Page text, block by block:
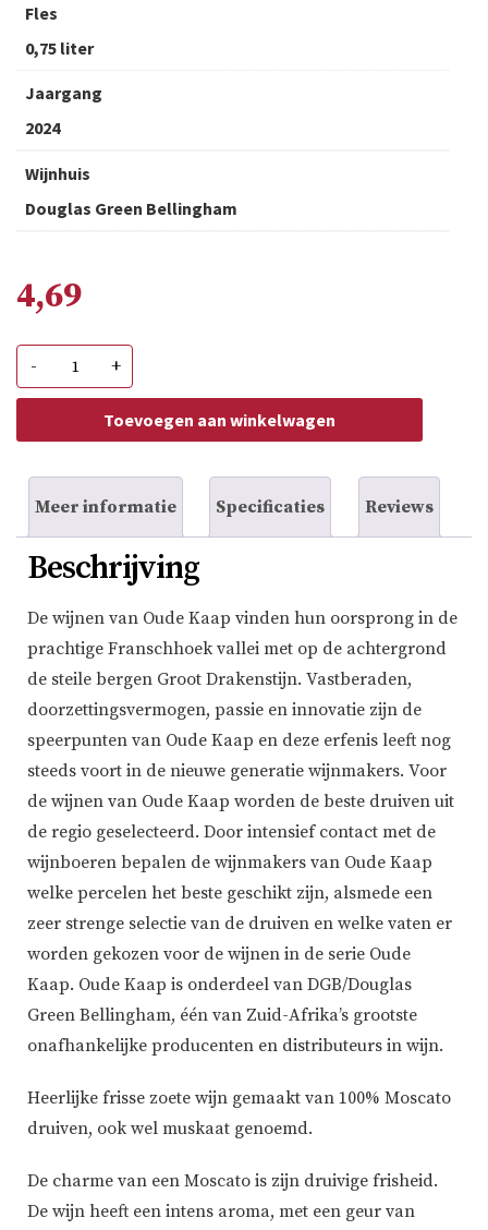
Fles
0,75 liter
Jaargang
2024
Wijnhuis
Douglas Green Bellingham
4,69
-
Kaap
Moscato
+
Toevoegen aan winkelwagen
Meer informatie Specificaties Reviews
Beschrijving
De wijnen van Oude Kaap vinden hun oorsprong in de
prachtige Franschhoek vallei met op de achtergrond
de steile bergen Groot Drakenstijn. Vastberaden,
doorzettingsvermogen, passie en innovatie zijn de
speerpunten van Oude Kaap en deze erfenis leeft nog
steeds voort in de nieuwe generatie wijnmakers. Voor
de wijnen van Oude Kaap worden de beste druiven uit
de regio geselecteerd. Door intensief contact met de
wijnboeren bepalen de wijnmakers van Oude Kaap
welke percelen het beste geschikt zijn, alsmede een
zeer strenge selectie van de druiven en welke vaten er
worden gekozen voor de wijnen in de serie Oude
Kaap. Oude Kaap is onderdeel van DGB/Douglas
Green Bellingham, één van Zuid-Afrika’s grootste
onafhankelijke producenten en distributeurs in wijn.
Heerlijke frisse zoete wijn gemaakt van 100% Moscato
druiven, ook wel muskaat genoemd.
De charme van een Moscato is zijn druivige frisheid.
De wijn heeft een intens aroma, met een geur van